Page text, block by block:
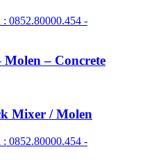
– Concrete
Mixer / Molen